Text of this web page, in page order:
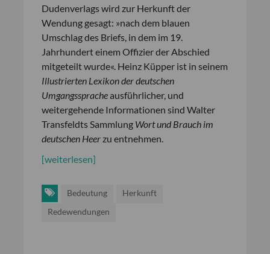
Dudenverlags wird zur Herkunft der
Wendung gesagt: »nach dem blauen
Umschlag des Briefs, in dem im 19.
Jahrhundert einem Offizier der Abschied
mitgeteilt wurde«. Heinz Küpper ist in seinem
Illustrierten Lexikon der deutschen
Umgangsspracheausführlicher, und
weitergehende Informationen sind Walter
Transfeldts Sammlung Wort und Brauch im
deutschen Heerzu entnehmen.
[weiterlesen]
Bedeutung
Herkunft
Redewendungen